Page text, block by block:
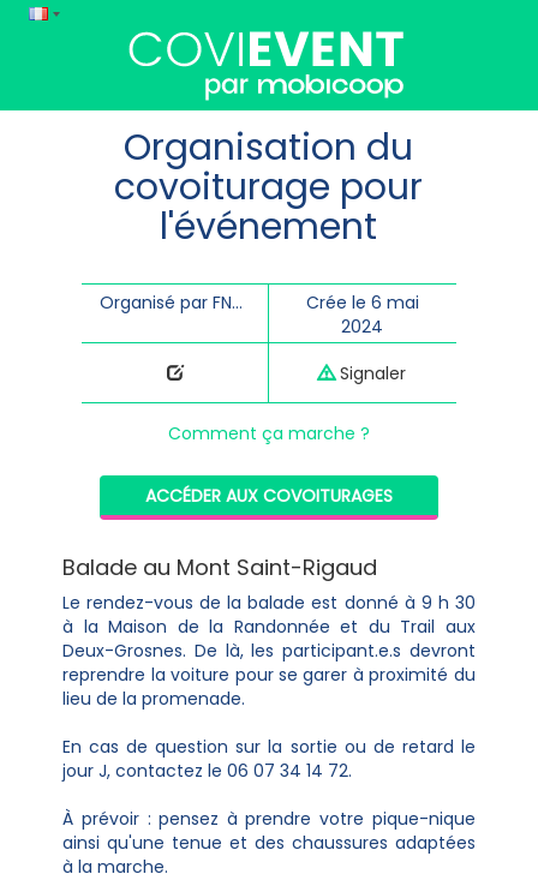
Organisation du
covoiturage pour
l'événement
Organisé par FNE Rhône
Crée le 6 mai
2024
Signaler
Comment ça marche ?
ACCÉDER AUX COVOITURAGES
Balade au Mont Saint-Rigaud
Le rendez-vous de la balade est donné à 9 h 30
à la Maison de la Randonnée et du Trail aux
Deux-Grosnes. De là, les participant.e.s devront
reprendre la voiture pour se garer à proximité du
lieu de la promenade.
En cas de question sur la sortie ou de retard le
jour J, contactez le 06 07 34 14 72.
À prévoir : pensez à prendre votre pique-nique
ainsi qu'une tenue et des chaussures adaptées
à la marche.